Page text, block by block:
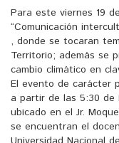
Para este viernes 19
“Comunicación
, donde se tocaran
Territorio; además se
cambio climático en
El evento de carácter
a partir de las 5:30
ubicado en el Jr.
se encuentran el